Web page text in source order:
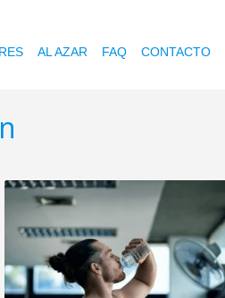
AL AZAR FAQ CONTACTO